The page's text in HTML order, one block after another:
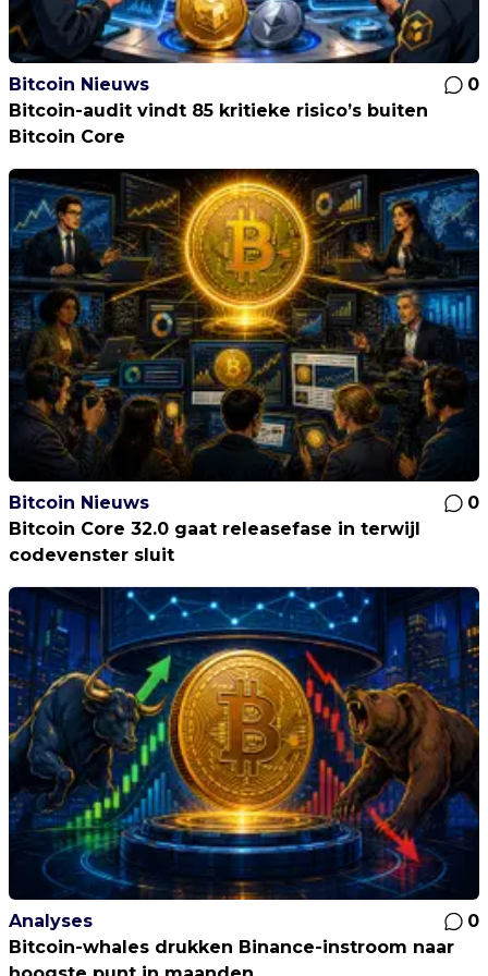
Bitcoin Nieuws
0
Bitcoin-audit vindt 85 kritieke risico’s buiten
Bitcoin Core
Bitcoin Nieuws
0
Bitcoin Core 32.0 gaat releasefase in terwijl
codevenster sluit
Analyses
0
Bitcoin-whales drukken Binance-instroom naar